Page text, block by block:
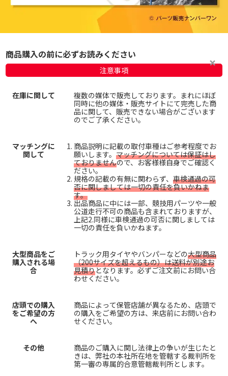
商品購入の前に必ずお読みください
注意事項
在庫に関して
複数の媒体で販売しております。まれにほぼ
同時に他の媒体・販売サイトにて完売した商
品に関して、販売できない場合がございます
のでご了承ください。
マッチングに
関して
商品説明に記載の取付車種はご参考程度でお
願いします。 マッチングについては保証はし
ておりませんので、お客様様自身でご確認く
ださい。
規格の記載の有無に関わらず、 車検通過の可
否に関しましては一切の責任を負いかねま
す。
出品商品に中には一部、競技用パーツや一般
公道走行不可の商品も含まれておりますが、
上記2.同様に車検通過の可否に関しましては
一切の責任を負いかねます。
大型商品をご
購入される場
合
トラック用タイヤやバンパーなどの大型商品
（200サイズを超えるもの）は送料が別途お
見積りとなります。必ずご注文前にお問い合
わせください。
店頭での購入
をご希望の方
へ
商品によって保管店舗が異なるため、店頭で
の購入をご希望の方は、来店前にお問い合わ
せください。
その他
商品のご購入に関し法律上の争いが生じたと
きは、弊社の本社所在地を管轄する裁判所を
第一審の専属的合意管轄裁判所とします。